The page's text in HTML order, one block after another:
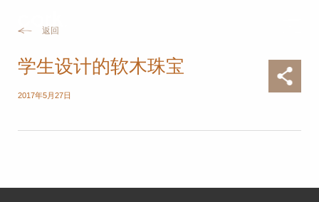
返回
学生设计的软木珠宝
2017年5月27日